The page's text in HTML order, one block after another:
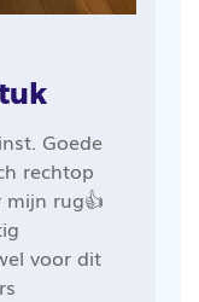
Goede
rechtop
rug👍
voor dit